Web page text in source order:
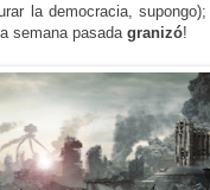
la democracia,
semana pasada granizó!